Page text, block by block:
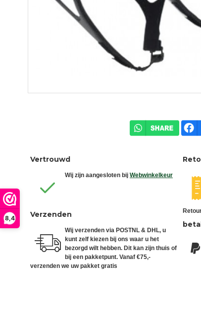
8,4
Vertrouwd
Wij zijn aangesloten bij Webwinkelkeur
Verzenden
Wij verzenden via POSTNL & DHL, u
kunt zelf kiezen bij ons waar u het
bezorgd wilt hebben. Dit kan zijn thuis of
bij een pakketpunt. Vanaf €75,-
verzenden we uw pakket gratis